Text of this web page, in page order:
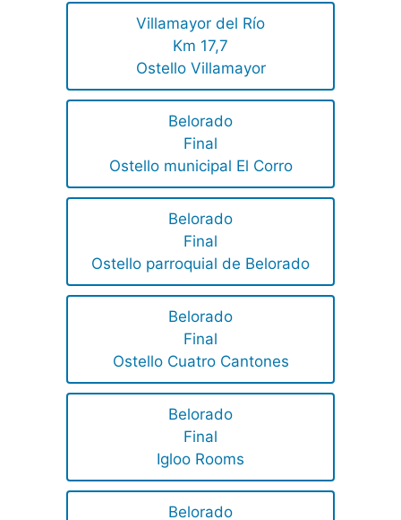
Villamayor del Río
Km 17,7
Ostello Villamayor
Belorado
Final
Ostello municipal El Corro
Belorado
Final
Ostello parroquial de Belorado
Belorado
Final
Ostello Cuatro Cantones
Belorado
Final
Igloo Rooms
Belorado